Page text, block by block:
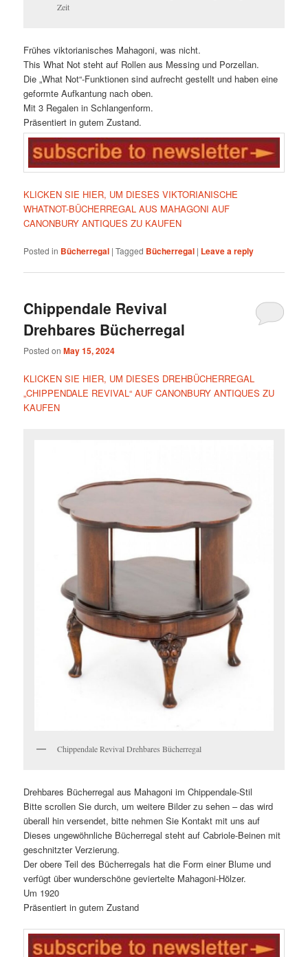
Zeit
Frühes viktorianisches Mahagoni, was nicht.
This What Not steht auf Rollen aus Messing und Porzellan.
Die „What Not“-Funktionen sind aufrecht gestellt und haben eine
geformte Aufkantung nach oben.
Mit 3 Regalen in Schlangenform.
Präsentiert in gutem Zustand.
KLICKEN SIE HIER, UM DIESES VIKTORIANISCHE
WHATNOT-BÜCHERREGAL AUS MAHAGONI AUF
CANONBURY ANTIQUES ZU KAUFEN
Posted in Bücherregal |Tagged Bücherregal | Leave a reply
Chippendale Revival
Drehbares Bücherregal
Posted onMay 15, 2024
KLICKEN SIE HIER, UM DIESES DREHBÜCHERREGAL
„CHIPPENDALE REVIVAL“ AUF CANONBURY ANTIQUES ZU
KAUFEN
Chippendale Revival Drehbares Bücherregal
Drehbares Bücherregal aus Mahagoni im Chippendale-Stil
Bitte scrollen Sie durch, um weitere Bilder zu sehen – das wird
überall hin versendet, bitte nehmen Sie Kontakt mit uns auf
Dieses ungewöhnliche Bücherregal steht auf Cabriole-Beinen mit
geschnitzter Verzierung.
Der obere Teil des Bücherregals hat die Form einer Blume und
verfügt über wunderschöne geviertelte Mahagoni-Hölzer.
Um 1920
Präsentiert in gutem Zustand